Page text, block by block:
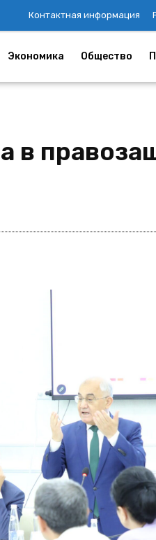
Контактная информация
Экономика Общество
в